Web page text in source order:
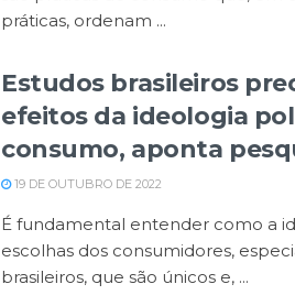
práticas, ordenam ...
Estudos brasileiros
efeitos da ideologia
consumo, aponta
19 DE OUTUBRO DE 2022
É fundamental entender como a
escolhas dos consumidores,
brasileiros, que são únicos e, ...